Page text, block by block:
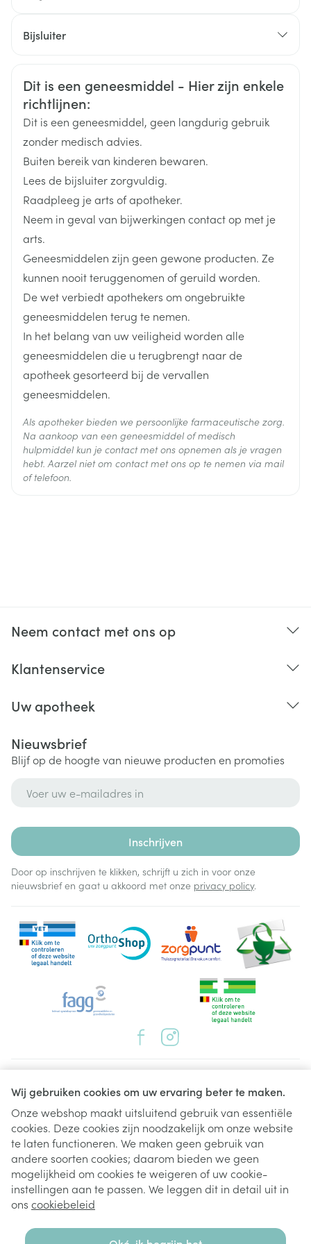
Wij gebruiken cookies om uw ervaring beter te maken.
Onze webshop maakt uitsluitend gebruik van essentiële
cookies. Deze cookies zijn noodzakelijk om onze website
te laten functioneren. We maken geen gebruik van
andere soorten cookies; daarom bieden we geen
mogelijkheid om cookies te weigeren of uw cookie-
instellingen aan te passen. We leggen dit in detail uit in
ons cookiebeleid
Merken
Breedte 62 mm
Lengte
Diepte 18 mm
Verpakking
1
Actieve
Ingrediënten
fenylefrine hydrochloride,
tropicamide
Behoud Kamertemperatuur (15°C - 25°C)
Bijsluiter
Veiligheidsinformatie
Dit is een geneesmiddel - Hier zijn enkele
richtlijnen:
Dit is een geneesmiddel, geen langdurig gebruik
zonder medisch advies.
Buiten bereik van kinderen bewaren.
Lees de bijsluiter zorgvuldig.
Raadpleeg je arts of apotheker.
Neem in geval van bijwerkingen contact op met je
arts.
Geneesmiddelen zijn geen gewone producten. Ze
kunnen nooit teruggenomen of geruild worden.
De wet verbiedt apothekers om ongebruikte
geneesmiddelen terug te nemen.
In het belang van uw veiligheid worden alle
geneesmiddelen die u terugbrengt naar de
apotheek gesorteerd bij de vervallen
geneesmiddelen.
Als apotheker bieden we persoonlijke farmaceutische zorg.
Na aankoop van een geneesmiddel of medisch
hulpmiddel kun je contact met ons opnemen als je vragen
hebt. Aarzel niet om contact met ons op te nemen via mail
of telefoon.
Neem contact met ons op
Klantenservice
Uw apotheek
Nieuwsbrief
Blijf op de hoogte van nieuwe producten en promoties
Inschrijven
Door op inschrijven te klikken, schrijft u zich in voor onze
nieuwsbrief en gaat u akkoord met onze privacy policy.
Juridische links